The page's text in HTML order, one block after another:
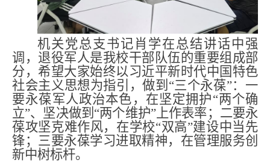
机关党总支书记 肖学在总结讲话中强
调，退役军人是我校干部队伍的重要组成部
分，希望大家始终以习近平新时代中国特色
社会主义思想为指引，做到“三个永葆”：一
要永葆军人政治本色，在坚定拥护“两个确
立”、坚决做到“两个维护”上作表率；二要永
葆攻坚克难作风，在学校“双高”建设中当先
锋；三要永葆学习进取精神，在管理服务创
新中树标杆。